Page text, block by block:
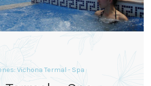
Vichona Termal - Spa